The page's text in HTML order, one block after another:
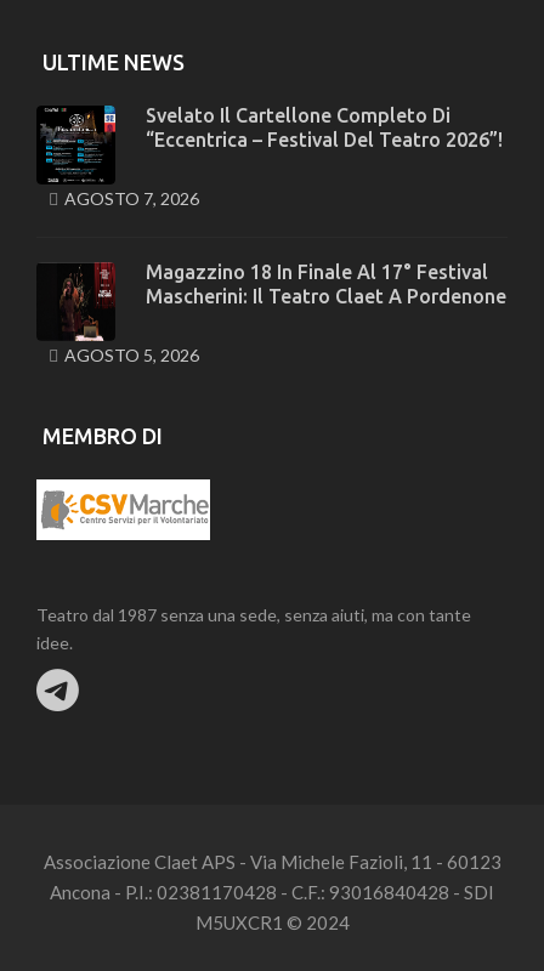
ULTIME NEWS
Svelato Il Cartellone Completo Di
“Eccentrica – Festival Del Teatro 2026”!
AGOSTO 7, 2026
Magazzino 18 In Finale Al 17° Festival
Mascherini: Il Teatro Claet A Pordenone
AGOSTO 5, 2026
MEMBRO DI
Teatro dal 1987 senza una sede, senza aiuti, ma con tante
idee.
Associazione Claet APS - Via Michele Fazioli, 11 - 60123
Ancona - P.I.: 02381170428 - C.F.: 93016840428 - SDI
M5UXCR1 © 2024